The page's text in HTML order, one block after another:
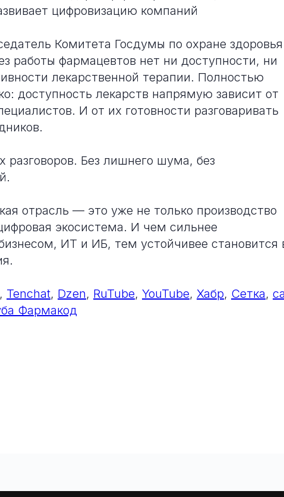
цифровизацию компаний
Комитета Госдумы по охране здоровья
работы фармацевтов нет ни доступности, ни
лекарственной терапии. Полностью
доступность лекарств напрямую зависит от
И от их готовности разговаривать
Без лишнего шума, без
отрасль — это уже не только производство
экосистема. И чем сильнее
ИТ и ИБ, тем устойчивее становится
, Tenchat, Dzen, RuTube, YouTube, Хабр, Сетка,
Фармакод